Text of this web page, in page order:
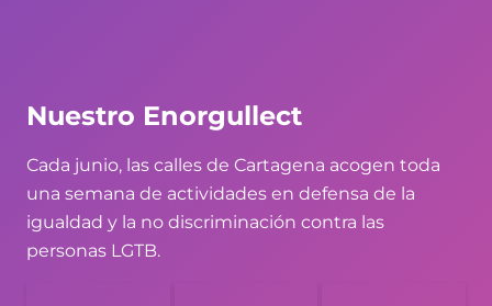
Nuestro Enorgullect
Cada junio, las calles de Cartagena acogen toda
una semana de actividades en defensa de la
igualdad y la no discriminación contra las
personas LGTB.